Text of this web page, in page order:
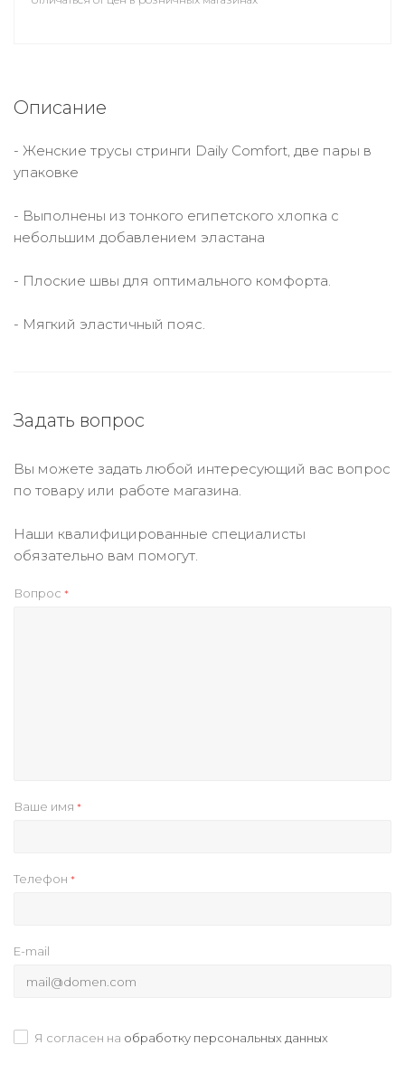
Описание
- Женские трусы стринги Daily Comfort, две пары в
упаковке
- Выполнены из тонкого египетского хлопка с
небольшим добавлением эластана
- Плоские швы для оптимального комфорта.
- Мягкий эластичный пояс.
Задать вопрос
Вы можете задать любой интересующий вас вопрос
по товару или работе магазина.
Наши квалифицированные специалисты
обязательно вам помогут.
Вопрос *
Ваше имя *
Телефон *
E-mail
Я согласен на обработку персональных данных